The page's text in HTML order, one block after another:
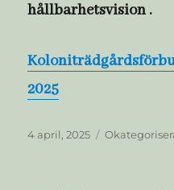
hållbarhetsvision .
2025
Publicerat
4 april, 2025 Kategorier